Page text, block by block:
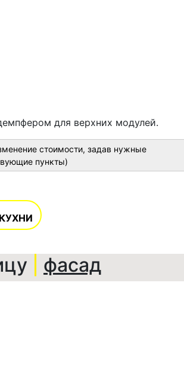
для верхних модулей.
стоимости, задав нужные
пункты)
фасад